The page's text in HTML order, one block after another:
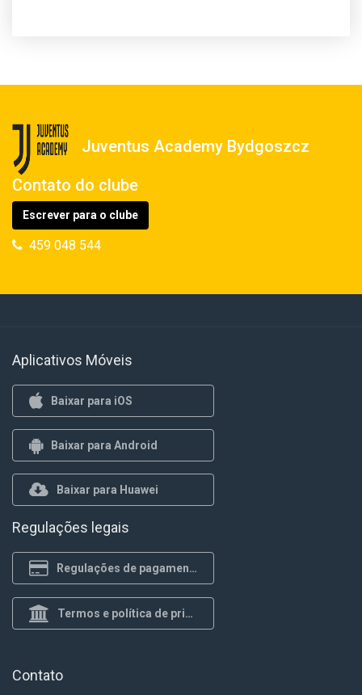
Juventus Academy Bydgoszcz
Contato do clube
Escrever para o clube
459 048 544
Aplicativos Móveis
Baixar para iOS
Baixar para Android
Baixar para Huawei
Regulações legais
Regulações de pagamento
Termos e política de privacidade
Contato